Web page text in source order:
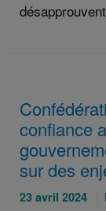
confiance
sur des
Publié
23 avril 2024